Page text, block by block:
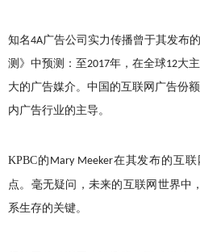
知名4A广告公司实力传播曾于其发布
测》中预测：至2017年，在全球12大
大的广告媒介。中国的互联网广告份
内广告行业的主导。
KPBC的 Mary Meeker在其发布的互
点。毫无疑问，未来的互联网世界中
系生存的关键。